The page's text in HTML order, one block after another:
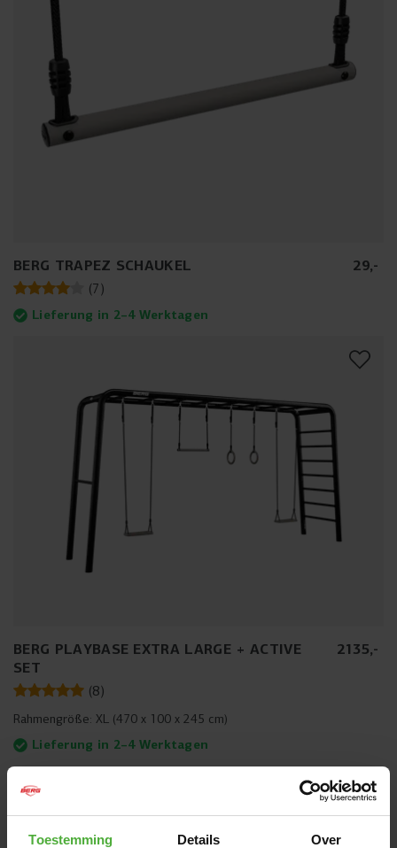
Toestemming Details Over
BERG TRAPEZ SCHAUKEL 29,-
(7)
Lieferung in 2–4 Werktagen
BERG PLAYBASE EXTRA LARGE + ACTIVE
SET
2135,-
(8)
Rahmengröße: XL (470 x 100 x 245 cm)
Lieferung in 2–4 Werktagen